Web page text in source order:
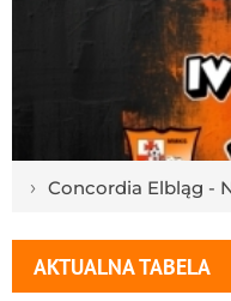
› Concordia Elbląg -
AKTUALNA TABELA